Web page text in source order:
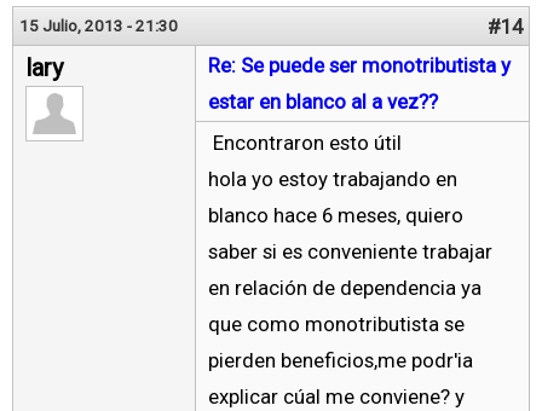
15 Julio, 2013 - 21:30 #14
lary
Re: Se puede ser monotributista y
estar en blanco al a vez??
Encontraron esto útil
hola yo estoy trabajando en
blanco hace 6 meses, quiero
saber si es conveniente trabajar
en relación de dependencia ya
que como monotributista se
pierden beneficios,me podr'ia
explicar cúal me conviene? y